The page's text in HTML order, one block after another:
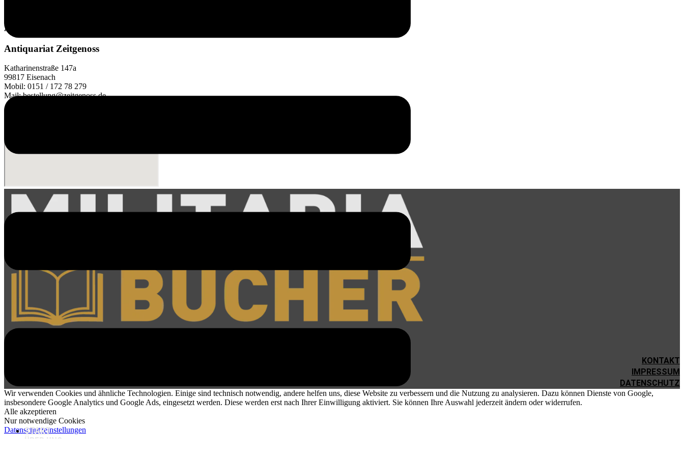
START
E-
Mail-
Adresse
ANSCHRIFT
Antiquariat Zeitgenoss
Katharinenstraße 147a
99817 Eisenach
Mobil: 0151 / 172 78 279
Mail: bestellung@zeitgenoss.de
KONTAKT
IMPRESSUM
DATENSCHUTZ
Wir verwenden Cookies und ähnliche Technologien. Einige sind technisch notwendig, andere helfen uns, diese Website zu verbessern und die Nutzung zu analysieren. Dazu können Dienste von Google,
insbesondere Google Analytics und Google Ads, eingesetzt werden. Diese werden erst nach Ihrer Einwilligung aktiviert. Sie können Ihre Auswahl jederzeit ändern oder widerrufen.
Alle akzeptieren
Nur notwendige Cookies
Datenschutzeinstellungen